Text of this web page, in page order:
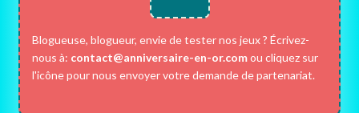
Blogueuse, blogueur, envie de tester nos jeux ? Écrivez-
nous à: contact@anniversaire-en-or.comou cliquez sur
l'icône pour nous envoyer votre demande de partenariat.